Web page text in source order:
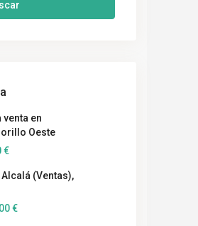
venta en
Oeste
€
(Ventas),
€